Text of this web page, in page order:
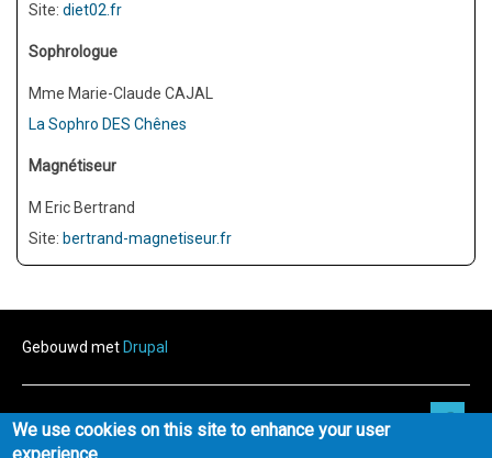
Site: diet02.fr
Sophrologue
Mme Marie-Claude CAJAL
La Sophro DES Chênes
Magnétiseur
M Eric Bertrand
Site: bertrand-magnetiseur.fr
Gebouwd met Drupal
Developed byQuilltez
We use cookies on this site to enhance your user